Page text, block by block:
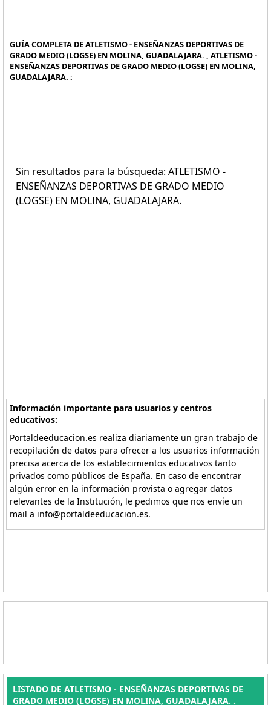
GUÍA COMPLETA DE ATLETISMO - ENSEÑANZAS DEPORTIVAS DE
GRADO MEDIO (LOGSE) EN MOLINA, GUADALAJARA. , ATLETISMO -
ENSEÑANZAS DEPORTIVAS DE GRADO MEDIO (LOGSE) EN MOLINA,
GUADALAJARA. :
Sin resultados para la búsqueda: ATLETISMO -
ENSEÑANZAS DEPORTIVAS DE GRADO MEDIO
(LOGSE) EN MOLINA, GUADALAJARA.
Información importante para usuarios y centros
educativos:
Portaldeeducacion.es realiza diariamente un gran trabajo de
recopilación de datos para ofrecer a los usuarios información
precisa acerca de los establecimientos educativos tanto
privados como públicos de España. En caso de encontrar
algún error en la información provista o agregar datos
relevantes de la Institución, le pedimos que nos envíe un
mail a info@portaldeeducacion.es.
LISTADO DE ATLETISMO - ENSEÑANZAS DEPORTIVAS DE
GRADO MEDIO (LOGSE) EN MOLINA, GUADALAJARA. .